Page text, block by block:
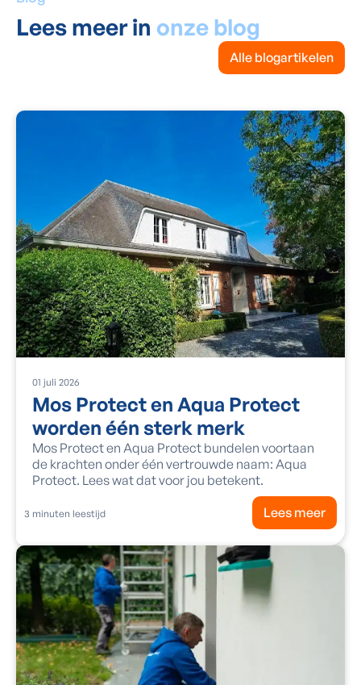
Lees meer in onze blog
Alle blogartikelen
01 juli 2026
Mos Protect en Aqua Protect
worden één sterk merk
Mos Protect en Aqua Protect bundelen voortaan
de krachten onder één vertrouwde naam: Aqua
Protect. Lees wat dat voor jou betekent.
3 minuten leestijd Lees meer